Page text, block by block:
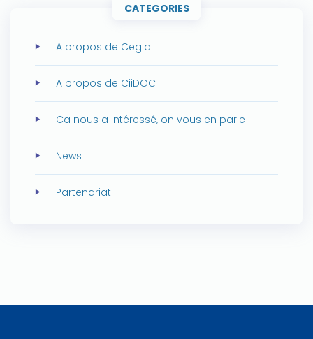
CATEGORIES
A propos de Cegid
A propos de CiiDOC
Ca nous a intéressé, on vous en parle !
News
Partenariat